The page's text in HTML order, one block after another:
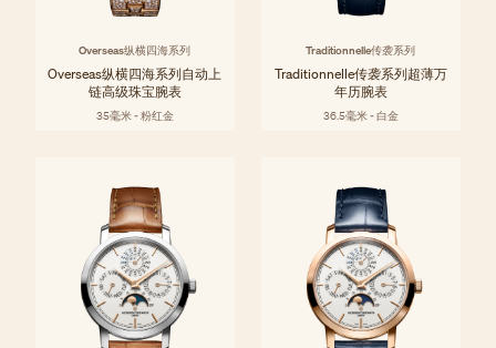
Overseas纵横四海系列
Overseas纵横四海系列自动上
链高级珠宝腕表
35毫米 - 粉红金
Traditionnelle传袭系列
Traditionnelle传袭系列超薄万
年历腕表
36.5毫米 - 白金